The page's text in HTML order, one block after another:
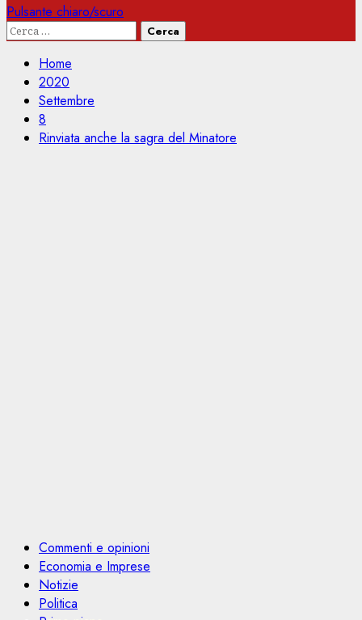
Pulsante chiaro/scuro
Ricerca
Home
2020
Settembre
8
Rinviata anche la sagra del Minatore
Commenti e opinioni
Economia e Imprese
Notizie
Politica